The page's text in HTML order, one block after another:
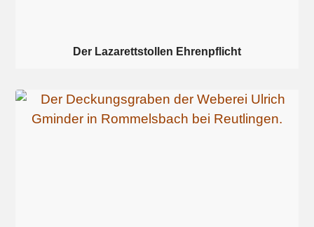
Der Lazarettstollen Ehrenpflicht